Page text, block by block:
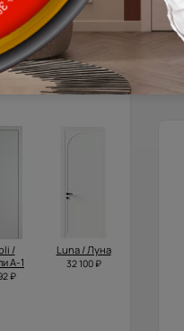
/
З-1
₽
Tivoli /
Тиволи А-1
17 042 ₽
/
А-1
₽
Luna / Луна
32 100 ₽